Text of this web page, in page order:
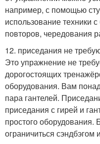
например, с помощью
использование техники
повторов, чередования
12. приседания не
Это упражнение не
дорогостоящих
оборудования. Вам
пара гантелей.
приседания с гирей и
простого оборудования.
ограничиться сэндбэгом